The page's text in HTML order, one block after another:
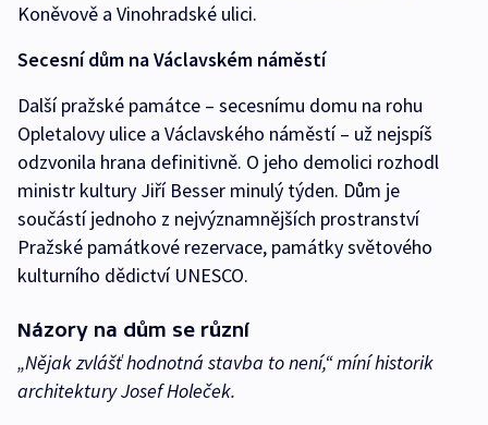
Koněvově a Vinohradské ulici.
Secesní dům na Václavském náměstí
Další pražské památce – secesnímu domu na rohu
Opletalovy ulice a Václavského náměstí – už nejspíš
odzvonila hrana definitivně. O jeho demolici rozhodl
ministr kultury Jiří Besser minulý týden. Dům je
součástí jednoho z nejvýznamnějších prostranství
Pražské památkové rezervace, památky světového
kulturního dědictví UNESCO.
Názory na dům se různí
„Nějak zvlášť hodnotná stavba to není,“ míní historik
architektury Josef Holeček.